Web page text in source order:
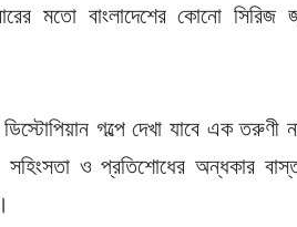
মতো বাংলাদেশের কোনো সিরিজ
গল্পে দেখা যাবে এক তরুণী
সহিংসতা ও প্রতিশোধের অন্ধকার